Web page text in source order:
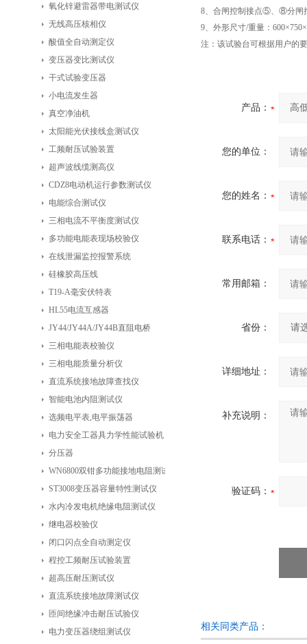
氧化锌避雷器带电测试仪
无线高压核相仪
酸值全自动测定仪
变压器变比测试仪
干式试验变压器
小电流发生器
真空净油机
太阳能光伏接线盒测试仪
工频耐压试验装置
超声波线缆测高仪
CDZ8电动机运行参数测试仪
电能综合测试仪
三相电流不平衡度测试仪
多功能电能表现场校验仪
在线泄漏监控报警系统
硅橡胶高压线
T19-A毫安伏特表
HL55电流互感器
JY44/JY44A/JY44B直阻电桥
三相电能表校验仪
三相电能质量分析仪
直流系统接地故障查找仪
智能电池内阻测试仪
选频电平表,电平振荡器
电力安全工器具力学性能试验机
分压器
WN6800双钳多功能接地电阻测试仪
ST3008变压器容量特性测试仪
水内冷发电机绝缘电阻测试仪
继电器校验仪
闭口闪点全自动测定仪
程控工频耐压试验装置
超高压耐压测试仪
直流系统接地故障测试仪
匝间绝缘冲击耐压试验仪
电力变压器绕组测试仪
8、合闸控制接点⑤、⑧分
9、外形尺寸/重量：
注：该试验台可根据用户的
产品：
您的单位：
您的姓名：
联系电话：
常用邮箱：
省份：
详细地址：
补充说明：
验证码：
相关同类产品：